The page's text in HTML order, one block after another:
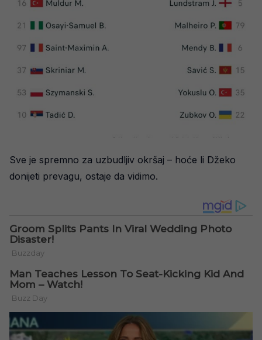
Sve je spremno za uzbudljiv okršaj – hoće li Džeko
donijeti prevagu, ostaje da vidimo.